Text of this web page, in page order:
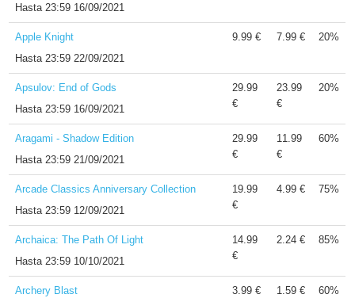
Hasta23:59 16/09/2021
Apple Knight
Hasta23:59 22/09/2021
9.99 € 7.99 € 20%
Apsulov: End of Gods
Hasta23:59 16/09/2021
29.99
€
23.99
€
20%
Aragami - Shadow Edition
Hasta23:59 21/09/2021
29.99
€
11.99
€
60%
Arcade Classics Anniversary Collection
Hasta23:59 12/09/2021
19.99
€
4.99 € 75%
Archaica: The Path Of Light
Hasta23:59 10/10/2021
14.99
€
2.24 € 85%
Archery Blast
3.99 € 1.59 € 60%